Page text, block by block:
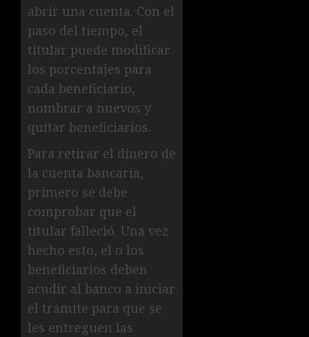
abrir una cuenta. Con el
paso del tiempo, el
titular puede modificar
los porcentajes para
cada beneficiario,
nombrar a nuevos y
quitar beneficiarios.
Para retirar el dinero de
la cuenta bancaria,
primero se debe
comprobar que el
titular falleció. Una vez
hecho esto, el o los
beneficiarios deben
acudir al banco a iniciar
el trámite para que se
les entreguen las